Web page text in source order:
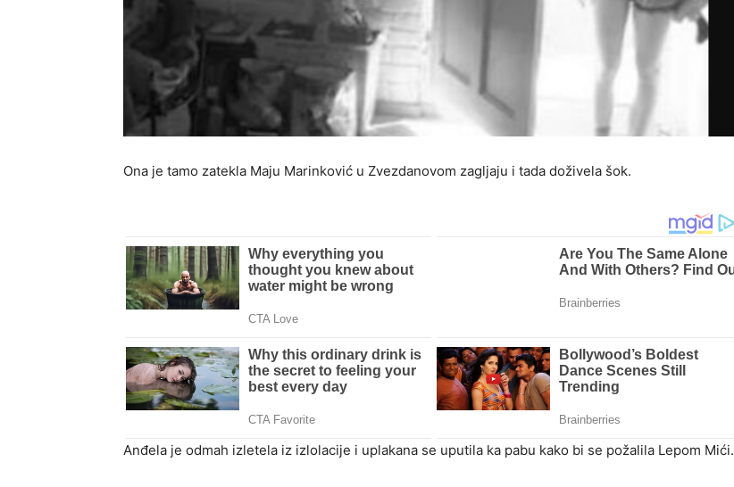
Ona je tamo zatekla Maju Marinković u Zvezdanovom zagljaju i tada doživela šok.
Anđela je odmah izletela iz izlolacije i uplakana se uputila ka pabu kako bi se požalila Lepom Mići.